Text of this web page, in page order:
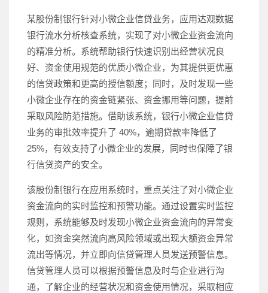
某股份制银行针对小微企业信贷业务，应用达观数据
银行流水分析核查系统，实现了对小微企业资金流向
的精准分析。系统帮助银行快速识别出经营状况良
好、资金使用规范的优质小微企业，为其提供更优惠
的信贷政策和更高的授信额度；同时，及时发现一些
小微企业存在的资金链紧张、资金挪用等问题，提前
采取风险防范措施。借助该系统，银行小微企业信贷
业务的审批效率提升了 40%，逾期贷款率降低了
25%，有效支持了小微企业的发展，同时也保障了银
行信贷资产的安全。
该股份制银行在应用系统时，重点关注了对小微企业
资金流向的实时监控和预警功能。通过设置实时监控
规则，系统能够及时发现小微企业资金流向的异常变
化，如资金突然流向高风险领域或出现大额资金异常
流出等情况，并立即向信贷管理人员发送预警信息。
信贷管理人员可以根据预警信息及时与企业进行沟
通，了解企业的经营状况和资金使用情况，采取相应